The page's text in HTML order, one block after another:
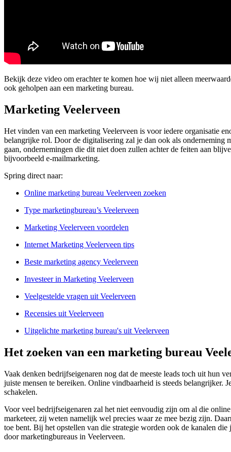
Bekijk deze video om erachter te komen hoe wij niet alleen
ook geholpen aan een marketing bureau.
Marketing Veelerveen
Het vinden van een marketing Veelerveen is voor iedere organisatie
belangrijke rol. Door de digitalisering zal je dan ook als onderneming
gaan, ondernemingen die dit niet doen zullen achter de feiten aan
bijvoorbeeld e-mailmarketing.
Spring direct naar:
Online marketing bureau Veelerveen zoeken
Type marketingbureau’s Veelerveen
Marketing Veelerveen voordelen
Internet Marketing Veelerveen tips
Beste marketing agency Veelerveen
Investeer in Marketing Veelerveen
Veelgestelde vragen uit Veelerveen
Recensies uit Veelerveen
Uitgelichte marketing bureau's uit Veelerveen
Het zoeken van een marketing bureau
Vaak denken bedrijfseigenaren nog dat de meeste leads toch uit
juiste mensen te bereiken. Online vindbaarheid is steeds belangrijker.
schakelen.
Voor veel bedrijfseigenaren zal het niet eenvoudig zijn om al die
marketeer, zij weten namelijk wel precies waar ze mee bezig zijn.
toe bent. Bij het opstellen van die strategie worden ook de kanalen
door marketingbureaus in Veelerveen.